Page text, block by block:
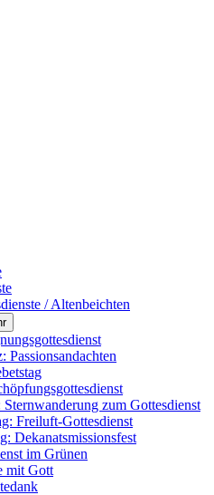
/ Altenbeichten
Passionsandachten
zum Gottesdienst
Freiluft-Gottesdienst
Dekanatsmissionsfest
im Grünen
mit Gott